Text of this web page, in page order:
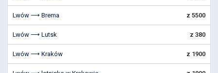
Lwów ⟶ Brema z 5500
Lwów ⟶ Lutsk z 380
Lwów ⟶ Kraków z 1900